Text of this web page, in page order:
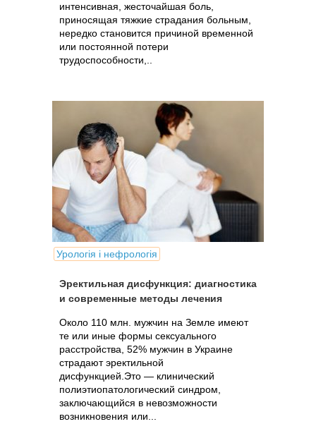
интенсивная, жесточайшая боль,
приносящая тяжкие страдания больным,
нередко становится причиной временной
или постоянной потери
трудоспособности,..
Урологія і нефрологія
Эректильная дисфункция: диагностика
и современные методы лечения
Около 110 млн. мужчин на Земле имеют
те или иные формы сексуального
расстройства, 52% мужчин в Украине
страдают эректильной
дисфункцией.Это — клинический
полиэтиопатологический синдром,
заключающийся в невозможности
возникновения или...